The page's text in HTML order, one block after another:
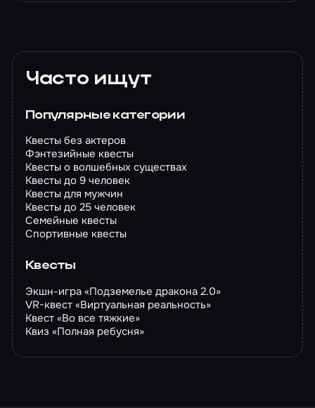
Часто ищут
Популярные категории
Квесты без актеров
Фэнтезийные квесты
Квесты о волшебных существах
Квесты до 9 человек
Квесты для мужчин
Квесты до 25 человек
Семейные квесты
Спортивные квесты
Квесты
Экшн-игра «Подземелье дракона 2.0»
VR-квест «Виртуальная реальность»
Квест «Во все тяжкие»
Квиз «Полная ребусня»